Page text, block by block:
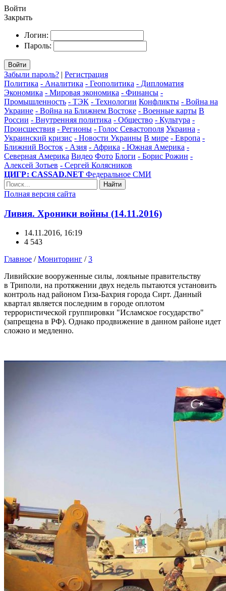
Войти
Закрыть
Логин:
Пароль:
Войти
Забыли пароль? | Регистрация
Политика - Аналитика - Геополитика - Дипломатия
Экономика - Мировая экономика - Финансы -
Промышленность - ТЭК - Технологии Конфликты - Война на
Украине - Война на Ближнем Востоке - Военные карты В
России - Внутренняя политика - Общество - Культура -
Происшествия - Регионы - Голос Севастополя Украина -
Украинский кризис - Новости Украины В мире - Европа -
Ближний Восток - Азия - Африка - Южная Америка -
Северная Америка Видео Фото Блоги - Борис Рожин -
Алексей Зотьев - Сергей Колясников
ЦИГР: CASSAD.NET Федеральное СМИ
Найти
Полная версия сайта
Ливия. Хроники войны (14.11.2016)
14.11.2016, 16:19
4 543
Главное /Мониторинг /3
Ливийские вооруженные силы, лояльные правительству
в Триполи, на протяжении двух недель пытаются установить
контроль над районом Гиза-Бахрия города Сирт. Данный
квартал является последним в городе оплотом
террористической группировки "Исламское государство"
(запрещена в РФ). Однако продвижение в данном районе идет
сложно и медленно.